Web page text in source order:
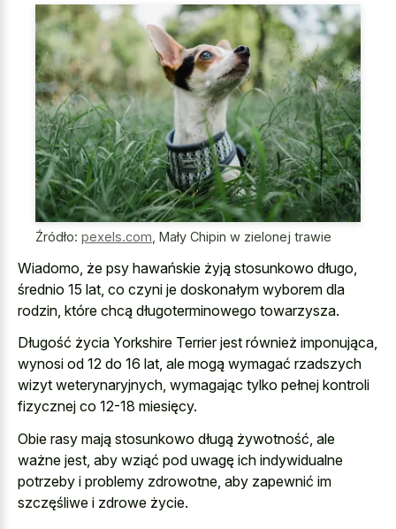
Źródło: pexels.com Mały Chipin w zielonej trawie
Wiadomo, że psy hawańskie żyją stosunkowo długo,
średnio 15 lat, co czyni je doskonałym wyborem dla
rodzin, które chcą długoterminowego towarzysza.
Długość życia Yorkshire Terrier jest również imponująca,
wynosi od 12 do 16 lat, ale mogą wymagać rzadszych
wizyt weterynaryjnych, wymagając tylko pełnej kontroli
fizycznej co 12-18 miesięcy.
Obie rasy mają stosunkowo długą żywotność, ale
ważne jest, aby wziąć pod uwagę ich indywidualne
potrzeby i problemy zdrowotne , aby zapewnić im
szczęśliwe i zdrowe życie.